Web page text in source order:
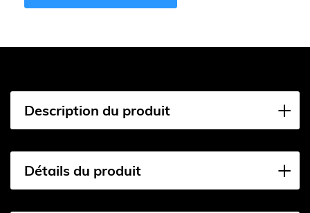
Description du produit
Détails du produit